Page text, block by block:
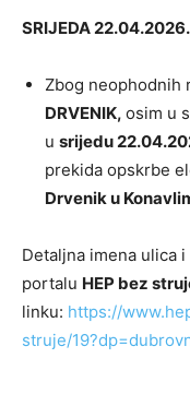
SRIJEDA 22.04.2026.
Zbog neophodnih
DRVENIK, osim u
u srijedu
prekida opskrbe
Drvenik u
Detaljna imena ulica
portalu HEP bez
linku: https://
struje/